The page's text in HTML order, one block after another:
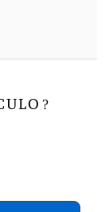
?